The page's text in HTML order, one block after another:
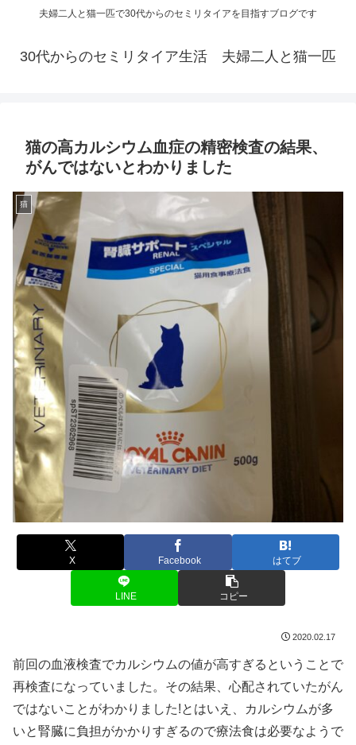
夫婦二人と猫一匹で30代からのセミリタイアを目指すブログです
30代からのセミリタイア生活 夫婦二人と猫一匹
猫の高カルシウム血症の精密検査の結果、
がんではないとわかりました
猫
X Facebook はてブ
LINE コピー
2020.02.17
前回の血液検査でカルシウムの値が高すぎるということで
再検査になっていました。その結果、心配されていたがん
ではないことがわかりました!とはいえ、カルシウムが多
いと腎臓に負担がかかりすぎるので療法食は必要なようで